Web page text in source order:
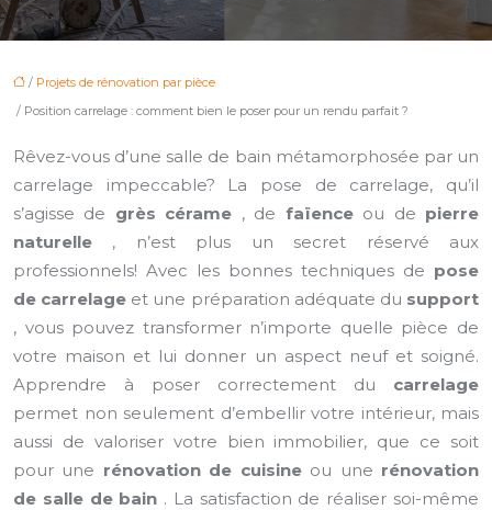
/ Projets de rénovation par pièce
/ Position carrelage : comment bien le poser pour un rendu parfait ?
Rêvez-vous d’une salle de bain métamorphosée par un
carrelage impeccable? La pose de carrelage, qu’il
s’agisse de grès cérame , de faïence ou de pierre
naturelle , n’est plus un secret réservé aux
professionnels! Avec les bonnes techniques de pose
de carrelage et une préparation adéquate du support
, vous pouvez transformer n’importe quelle pièce de
votre maison et lui donner un aspect neuf et soigné.
Apprendre à poser correctement du carrelage
permet non seulement d’embellir votre intérieur, mais
aussi de valoriser votre bien immobilier, que ce soit
pour une rénovation de cuisine ou une rénovation
de salle de bain . La satisfaction de réaliser soi-même